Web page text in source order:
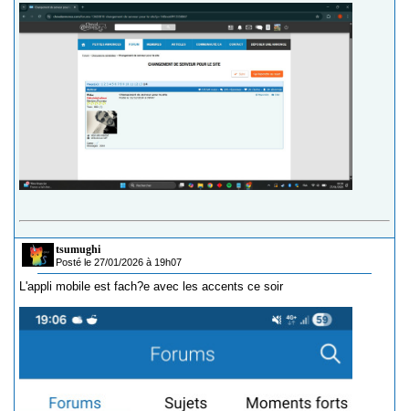
tsumughi
Posté le 27/01/2026 à 19h07
L'appli mobile est fach?e avec les accents ce soir